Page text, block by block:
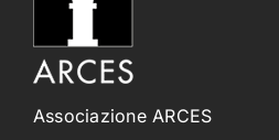
Associazione ARCES